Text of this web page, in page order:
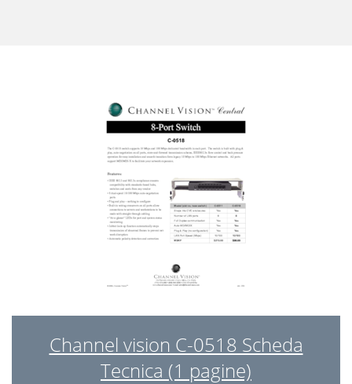
Channel vision C-0518 Scheda
Tecnica (1 pagine)